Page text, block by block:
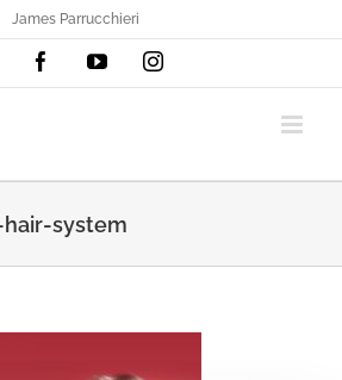
James Parrucchieri
Phone FacebookYouTubeInstagram
system